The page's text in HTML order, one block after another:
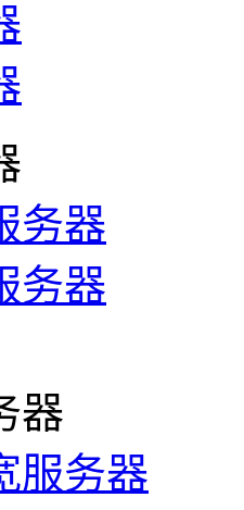
务器
务器
器
服务器